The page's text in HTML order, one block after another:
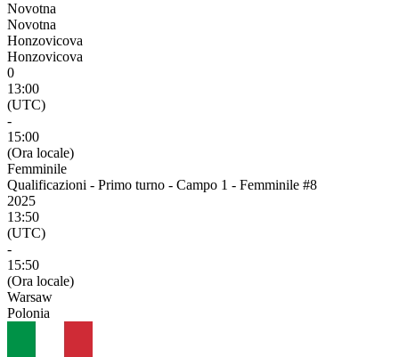
Novotna
Novotna
Honzovicova
Honzovicova
0
13:00
(UTC)
-
15:00
(Ora locale)
Femminile
Qualificazioni - Primo turno - Campo 1 - Femminile #8
2025
13:50
(UTC)
-
15:50
(Ora locale)
Warsaw
Polonia